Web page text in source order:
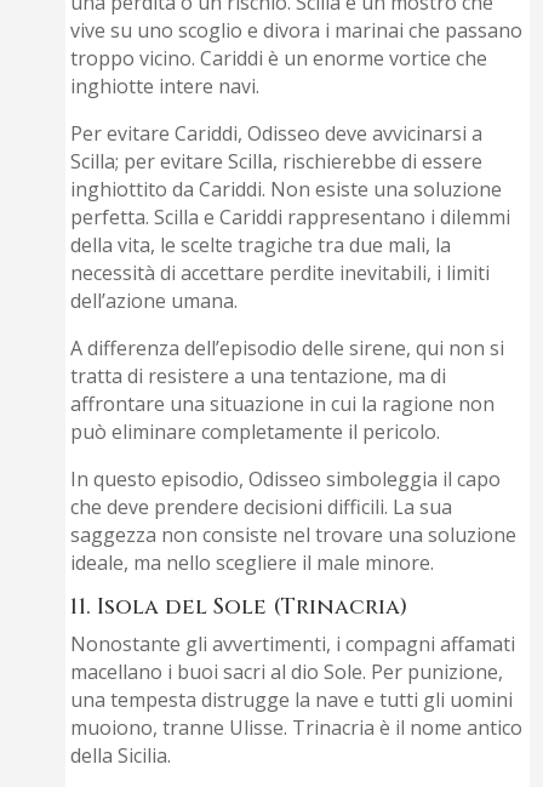
vive su uno scoglio e divora i marinai che passano
troppo vicino. Cariddi è un enorme vortice che
inghiotte intere navi.
Per evitare Cariddi, Odisseo deve avvicinarsi a
Scilla; per evitare Scilla, rischierebbe di essere
inghiottito da Cariddi. Non esiste una soluzione
perfetta. Scilla e Cariddi rappresentano i dilemmi
della vita, le scelte tragiche tra due mali, la
necessità di accettare perdite inevitabili, i limiti
dell’azione umana.
A differenza dell’episodio delle sirene, qui non si
tratta di resistere a una tentazione, ma di
affrontare una situazione in cui la ragione non
può eliminare completamente il pericolo.
In questo episodio, Odisseo simboleggia il capo
che deve prendere decisioni difficili. La sua
saggezza non consiste nel trovare una soluzione
ideale, ma nello scegliere il male minore.
11. Isola del Sole (Trinacria)
Nonostante gli avvertimenti, i compagni affamati
macellano i buoi sacri al dio Sole. Per punizione,
una tempesta distrugge la nave e tutti gli uomini
muoiono, tranne Ulisse. Trinacria è il nome antico
della Sicilia.